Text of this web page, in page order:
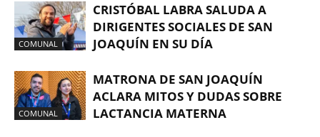
COMUNAL
CRISTÓBAL LABRA SALUDA A
DIRIGENTES SOCIALES DE SAN
JOAQUÍN EN SU DÍA
COMUNAL
MATRONA DE SAN JOAQUÍN
ACLARA MITOS Y DUDAS SOBRE
LACTANCIA MATERNA